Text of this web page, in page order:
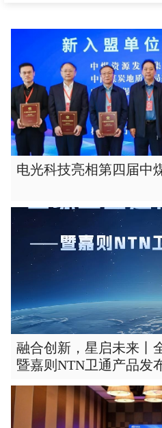
电光科技亮相第四届中
融合创新，星启未来丨
暨嘉则NTN卫通产品发